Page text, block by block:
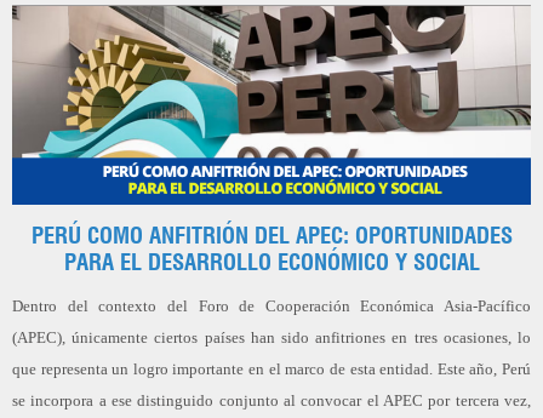
PERÚ COMO ANFITRIÓN DEL APEC: OPORTUNIDADES
PARA EL DESARROLLO ECONÓMICO Y SOCIAL
Dentro del contexto del Foro de Cooperación Económica Asia-Pacífico
(APEC), únicamente ciertos países han sido anfitriones en tres ocasiones, lo
que representa un logro importante en el marco de esta entidad. Este año, Perú
se incorpora a ese distinguido conjunto al convocar el APEC por tercera vez,